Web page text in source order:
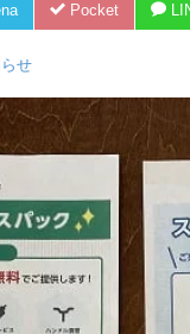
Pocket
せ